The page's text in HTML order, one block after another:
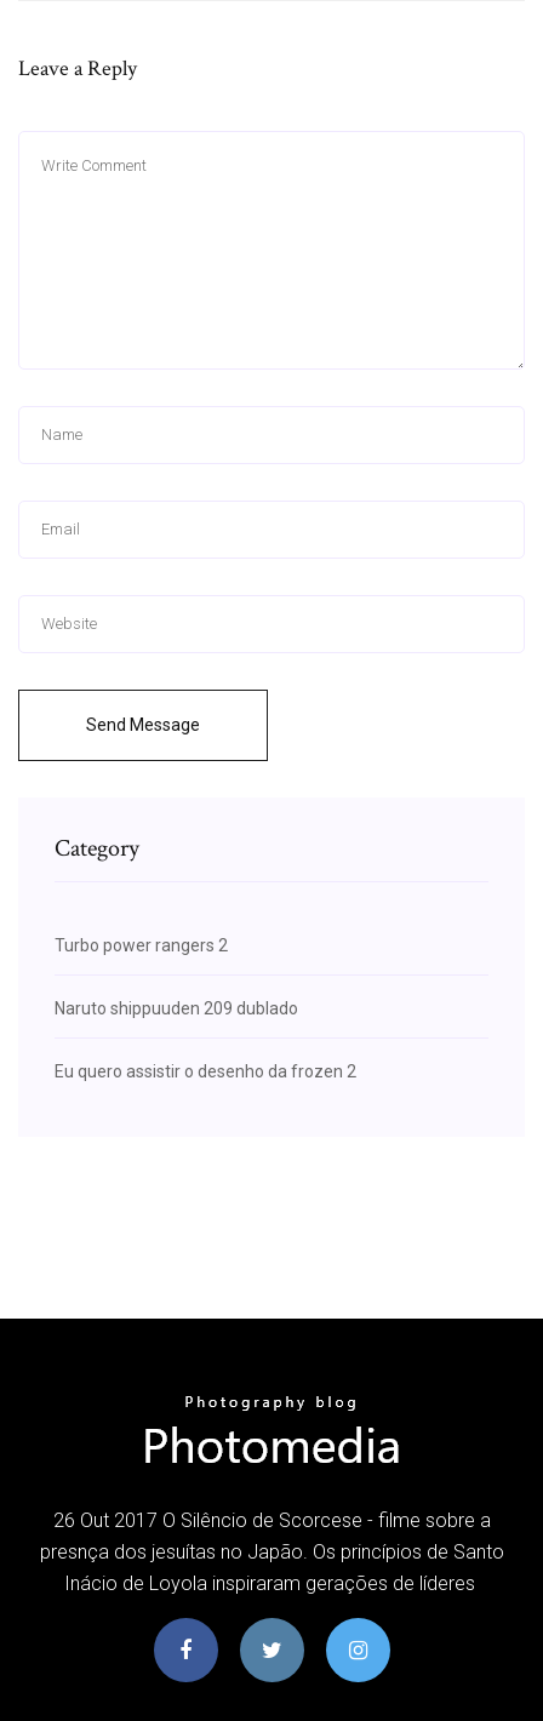
Leave a Reply
Send Message
Category
Turbo power rangers 2
Naruto shippuuden 209 dublado
Eu quero assistir o desenho da frozen 2
26 Out 2017 O Silêncio de Scorcese - filme sobre a
presnça dos jesuítas no Japão. Os princípios de Santo
Inácio de Loyola inspiraram gerações de líderes